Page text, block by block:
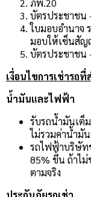
บัตรประชาชน
ใบมอบอำนาจ
มอบให้เซ็นสัญ
บัตรประชาชน
เงื่อนไขการเช่ารถ
น้ำมันและไฟฟ้า
รับรถน้ำมันเต็
ไม่รวมค่าน้ำมั
รถไฟฟ้าบริษัท
85% ขึ้น ถ้าไ
ตามจริง